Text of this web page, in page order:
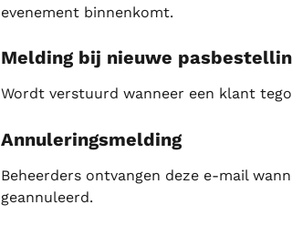
evenement binnenkomt.
Melding bij nieuwe
Wordt verstuurd wanneer een klant
Annuleringsmelding
Beheerders ontvangen deze e-mail
geannuleerd.